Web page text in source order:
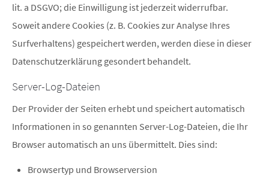
lit. a DSGVO; die Einwilligung ist jederzeit widerrufbar.
Soweit andere Cookies (z. B. Cookies zur Analyse Ihres
Surfverhaltens) gespeichert werden, werden diese in dieser
Datenschutzerklärung gesondert behandelt.
Server-Log-Dateien
Der Provider der Seiten erhebt und speichert automatisch
Informationen in so genannten Server-Log-Dateien, die Ihr
Browser automatisch an uns übermittelt. Dies sind:
Browsertyp und Browserversion